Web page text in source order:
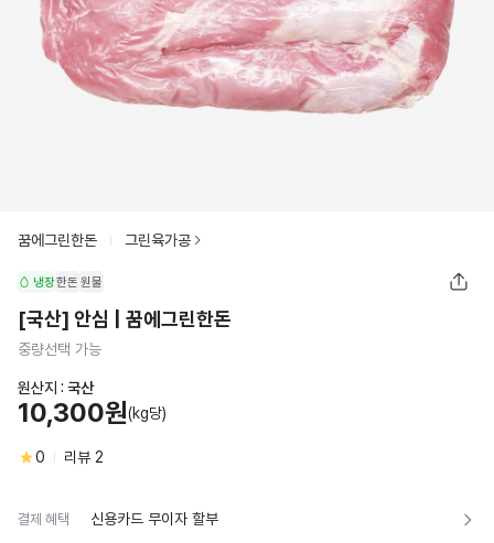
꿈에그린한돈 그린육가공
냉장한돈 원물
[국산] 안심 | 꿈에그린한돈
중량선택 가능
원산지 : 국산
10,300원(kg당)
0 리뷰 2
결제 혜택 신용카드 무이자 할부